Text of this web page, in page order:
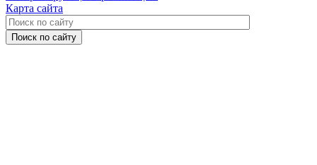
Карта сайта
Поиск по сайту